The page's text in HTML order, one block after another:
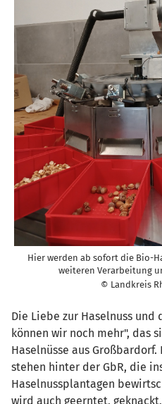
Hier werden ab sofort die Bio-
weiteren Verarbeitung
© Landkreis
Die Liebe zur Haselnuss und
können wir noch mehr", das
Haselnüsse aus
stehen hinter der GbR, die
Haselnussplantagen
wird auch geerntet,